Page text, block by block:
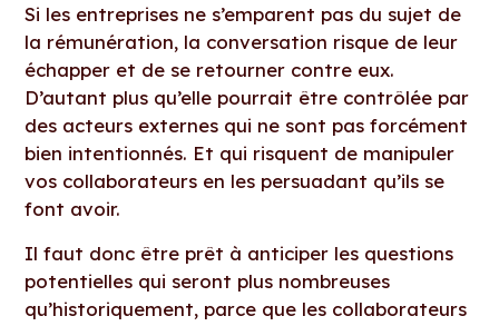
Si les entreprises ne s’emparent pas du sujet de
la rémunération, la conversation risque de leur
échapper et de se retourner contre eux.
D’autant plus qu’elle pourrait être contrôlée par
des acteurs externes qui ne sont pas forcément
bien intentionnés. Et qui risquent de manipuler
vos collaborateurs en les persuadant qu’ils se
font avoir.
Il faut donc être prêt à anticiper les questions
potentielles qui seront plus nombreuses
qu’historiquement, parce que les collaborateurs